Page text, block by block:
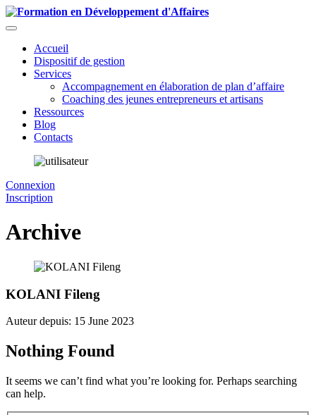
Accueil
Dispositif de gestion
Services
Accompagnement en élaboration de plan d’affaire
Coaching des jeunes entrepreneurs et artisans
Ressources
Blog
Contacts
Connexion
Inscription
Archive
KOLANI Fileng
Auteur depuis: 15 June 2023
Nothing Found
It seems we can’t find what you’re looking for. Perhaps searching
can help.